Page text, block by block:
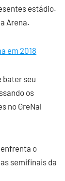
estádio.
Arena.
em 2018
bater seu
os
no GreNal
o
semifinais da